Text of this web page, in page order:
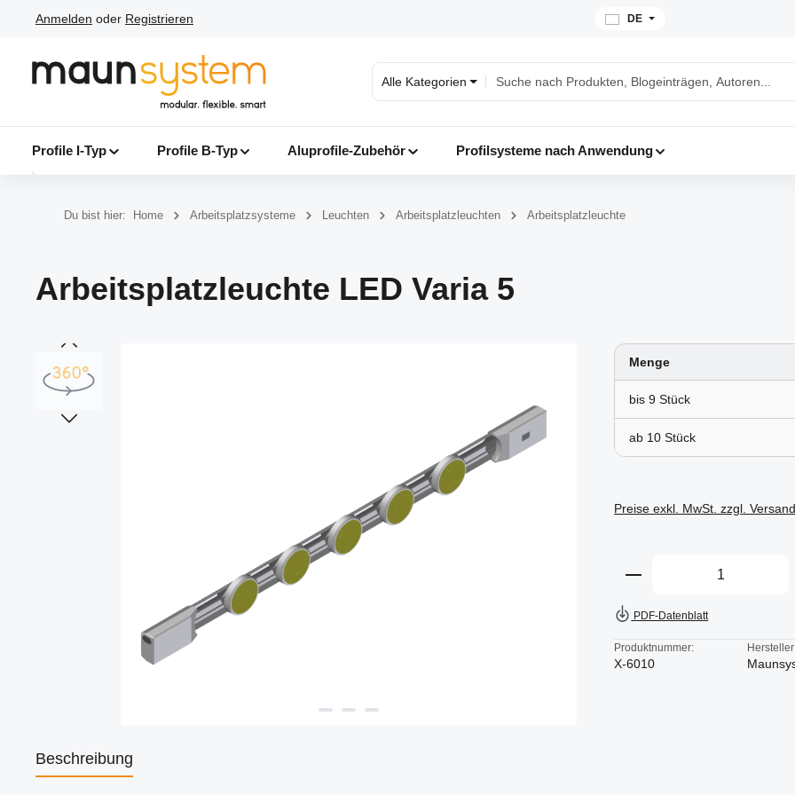
Hauptinhalt springen
Zur Suche springen
Zur Hauptnavigation springen
Anmelden oder Registrieren DE
Alle Kategorien
Profile I-Typ Profile B-Typ Aluprofile-Zubehör Profilsysteme nach Anwendung
Du bist hier: Home Arbeitsplatzsysteme Leuchten Arbeitsplatzleuchten Arbeitsplatzleuchte
Arbeitsplatzleuchte LED Varia 5
Menge
bis 9
ab 10
Preise exkl. MwSt. zzgl.
Produkt Anzahl:
PDF-Datenblatt
Produktnummer:
X-6010
Beschreibung